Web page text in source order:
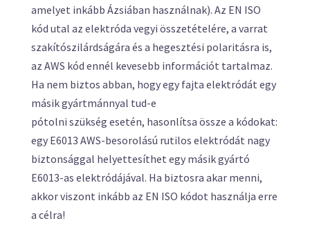
amelyet inkább Ázsiában használnak). Az EN ISO
kód utal az elektróda vegyi összetételére, a varrat
szakítószilárdságára és a hegesztési polaritásra is,
az AWS kód ennél kevesebb információt tartalmaz.
Ha nem biztos abban, hogy egy fajta elektródát egy
másik gyártmánnyal tud-e
pótolni szükség esetén, hasonlítsa össze a kódokat:
egy E6013 AWS-besorolású rutilos elektródát nagy
biztonsággal helyettesíthet egy másik gyártó
E6013-as elektródájával. Ha biztosra akar menni,
akkor viszont inkább az EN ISO kódot használja erre
a célra!